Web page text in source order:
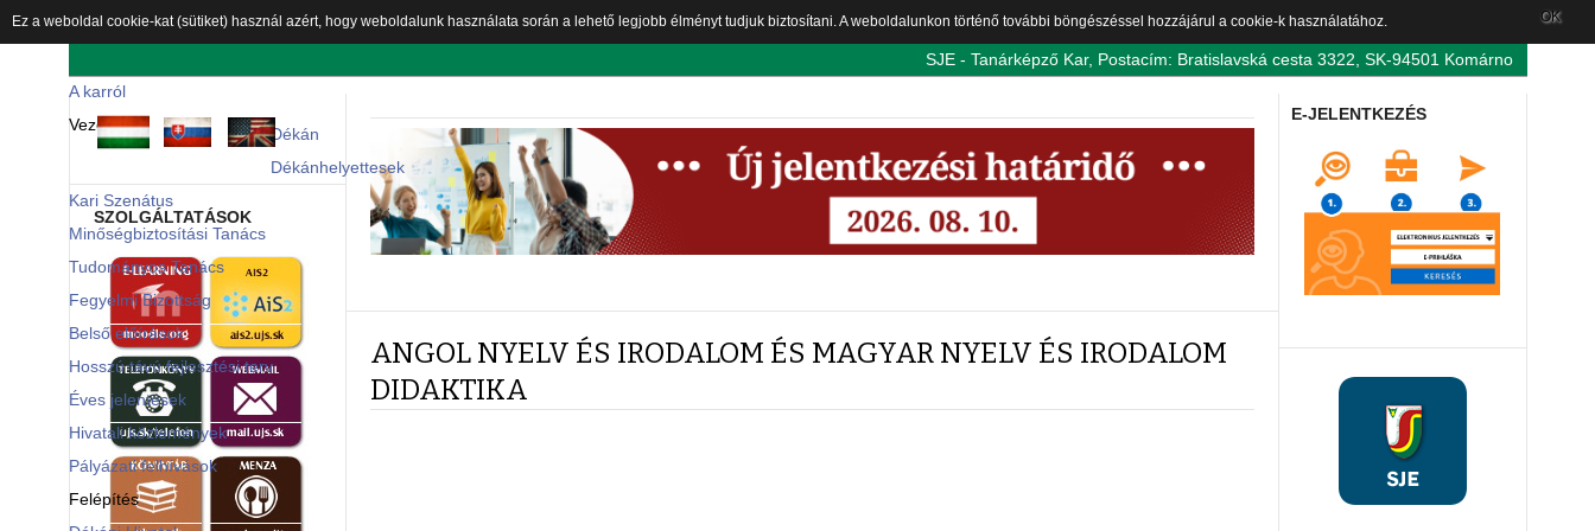
A karról
Vezetőség
Dékán
Dékánhelyettesek
Kari Szenátus
Minőségbiztosítási Tanács
Tudományos Tanács
Fegyelmi Bizottság
Belső előírások
Hosszú távú fejlesztési terv
Éves jelentések
Hivatali közlemények
Pályázati felhívások
Felépítés
SJE - Tanárképző Kar, Postacím: Bratislavská cesta 3322, SK-94501 Komárno
ANGOL NYELV ÉS IRODALOM ÉS MAGYAR NYELV ÉS IRODALOM
DIDAKTIKA
E-JELENTKEZÉS
SZOLGÁLTATÁSOK
Ez a weboldal cookie-kat (sütiket) használ azért, hogy weboldalunk használata során a lehető legjobb élményt tudjuk biztosítani. A weboldalunkon történő további böngészéssel hozzájárul a cookie-k használatához. OK